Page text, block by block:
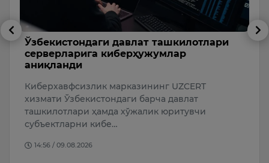
Ўзбекистондаги давлат ташкилотлари
серверларига киберҳужумлар
аниқланди
Киберхавфсизлик марказининг UZCERT
хизмати Ўзбекистондаги барча давлат
ташкилотлари ҳамда хўжалик юритувчи
субъектларни кибе…
14:56 / 09.08.2026